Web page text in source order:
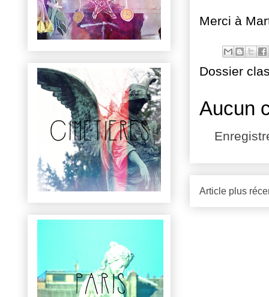
Merci à
Dossier
Aucun
Article plus